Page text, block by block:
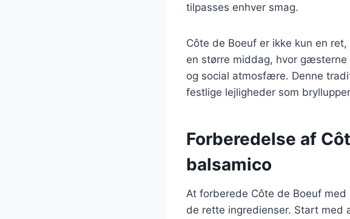
tilpasses enhver smag.
Côte de Boeuf er ikke kun en
en større middag, hvor
og social atmosfære. Denne
festlige lejligheder som
Forberedelse af
balsamico
At forberede Côte de Boeuf
de rette ingredienser. Start med